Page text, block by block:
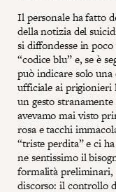
Il personale ha fatto
della notizia del
si diffondesse in
“codice blu” e, se è
può indicare solo una
ufficiale ai prigionieri
un gesto
avevamo mai visto
rosa e tacchi
“triste perdita” e ci
ne sentissimo il
formalità preliminari,
discorso: il controllo